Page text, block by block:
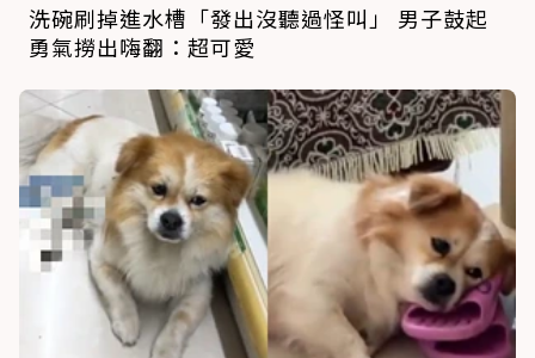
洗碗刷掉進水槽「發出沒聽過怪叫」 男子鼓起
勇氣撈出嗨翻：超可愛